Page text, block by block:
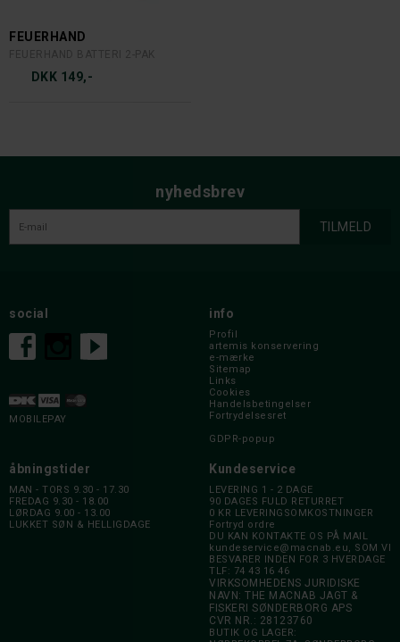
FEUERHAND
DKK 149,-
nyhedsbrev
social
MOBILEPAY
info
Profil
artemis konservering
e-mærke
Sitemap
Links
Cookies
Handelsbetingelser
Fortrydelsesret
GDPR-popup
åbningstider
MAN - TORS 9.30 - 17.30
FREDAG 9.30 - 18.00
LØRDAG 9.00 - 13.00
LUKKET SØN & HELLIGDAGE
Kundeservice
LEVERING 1 - 2 DAGE
90 DAGES FULD RETURRET
0 KR LEVERINGSOMKOSTNINGER
Fortryd ordre
DU KAN KONTAKTE OS PÅ MAIL
kundeservice@macnab.eu, SOM VI
BESVARER INDEN FOR 3 HVERDAGE
TLF: 74 43 16 46
VIRKSOMHEDENS JURIDISKE
NAVN: THE MACNAB JAGT &
FISKERI SØNDERBORG APS
CVR NR.: 28123760
BUTIK OG LAGER: